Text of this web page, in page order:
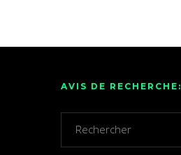
AVIS DE RECHERCHE: